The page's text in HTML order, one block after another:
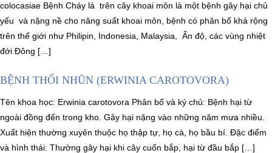
colocasiae Bệnh Cháy lá trên cây khoai môn là một bệnh gây hại chủ
yếu và nặng nề cho năng suất khoai môn, bệnh có phân bố khá rộng
trên thế giới như Philipin, Indonesia, Malaysia, Ấn độ, các vùng nhiệt
đới Đông […]
BỆNH THỐI NHŨN (ERWINIA CAROTOVORA)
Tên khoa học: Erwinia carotovora Phân bố và ký chủ: Bệnh hại từ
ngoài đồng đến trong kho. Gây hại nặng vào những năm mưa nhiều.
Xuất hiện thường xuyên thuộc họ thập tự, họ cà, họ bầu bí. Đặc điểm
và hình thái: Thường gây hại khi cây cuốn bắp, hại từ đầu bắp […]